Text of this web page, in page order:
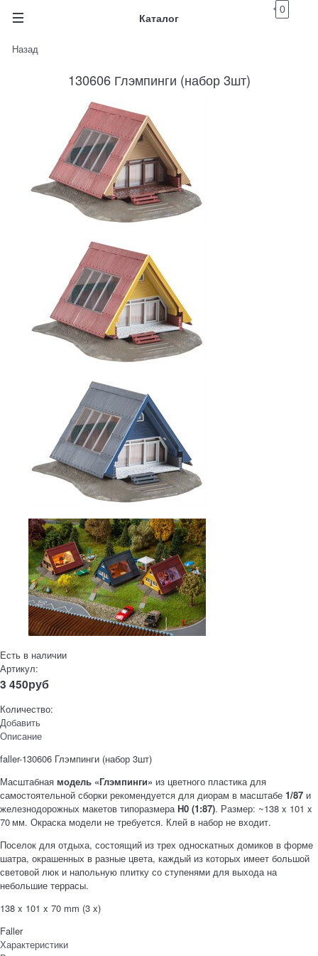
Каталог
0
Назад
130606 Глэмпинги (набор 3шт)
Есть в наличии
Артикул:
3 450руб
Количество:
Добавить
Описание
faller-130606 Глэмпинги (набор 3шт)
Масштабная модель «Глэмпинги» из цветного пластика для
самостоятельной сборки рекомендуется для диорам в масштабе 1/87 и
железнодорожных макетов типоразмера Н0 (1:87). Размер: ~138 x 101 x
70 мм. Окраска модели не требуется. Клей в набор не входит.
Поселок для отдыха, состоящий из трех односкатных домиков в форме
шатра, окрашенных в разные цвета, каждый из которых имеет большой
световой люк и напольную плитку со ступенями для выхода на
небольшие террасы.
138 x 101 x 70 mm (3 x)
Faller
Характеристики